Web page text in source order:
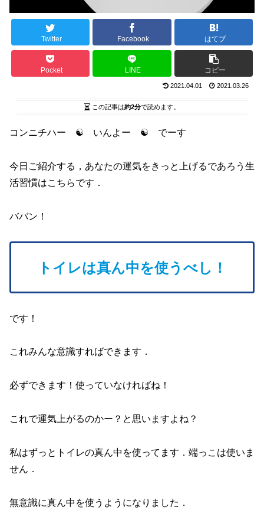
Twitter Facebook はてブ
Pocket LINE コピー
2021.04.01 2021.03.26
この記事は約2分で読めます。
コンニチハー ☯ いんよー ☯ でーす
今日ご紹介する，あなたの運気をきっと上げるであろう生
活習慣はこちらです．
ババン！
トイレは真ん中を使うべし！
です！
これみんな意識すればできます．
必ずできます！使っていなければね！
これで運気上がるのかー？と思いますよね？
私はずっとトイレの真ん中を使ってます．端っこは使いま
せん．
無意識に真ん中を使うようになりました．